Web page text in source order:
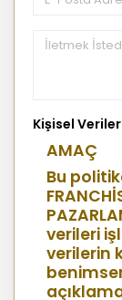
Kişisel
AMAÇ
Bu
verileri
verilerin